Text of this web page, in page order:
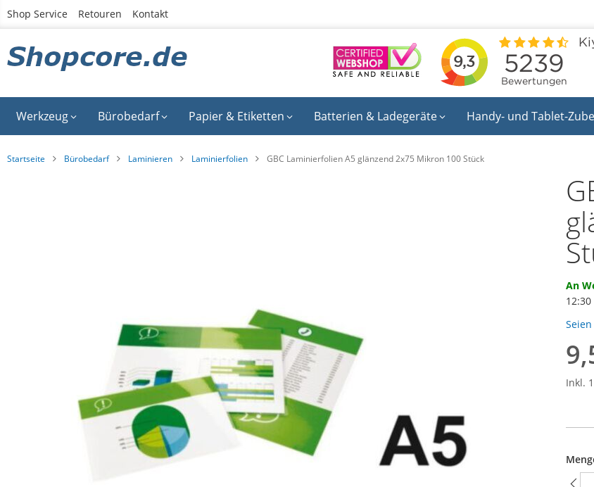
Zum
Shop Service Retouren Kontakt
Werkzeug Bürobedarf Papier & Etiketten Batterien & Ladegeräte Handy- und Tablet-
Startseite Bürobedarf Laminieren Laminierfolien GBC Laminierfolien A5 glänzend 2x75 Mikron 100 Stück
An
Inkl.